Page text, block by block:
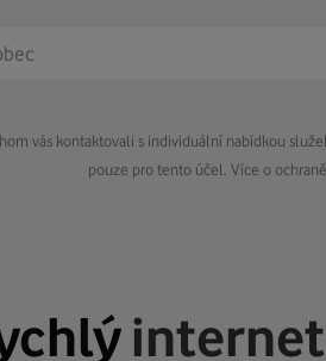
vás kontaktovali s individuální nabídkou
pouze pro tento účel. Více o
internet